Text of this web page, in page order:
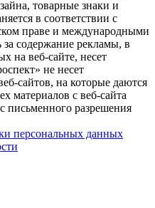
товарные знаки и
в соответствии с
праве и международными
содержание рекламы, в
на веб-сайте, несет
не несет
сайтов, на которые даются
материалов с веб-сайта
письменного разрешения
персональных данных